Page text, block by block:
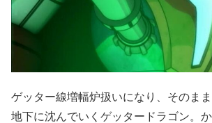
ゲッター線増幅炉扱いになり、そのま
地下に沈んでいくゲッタードラゴン。